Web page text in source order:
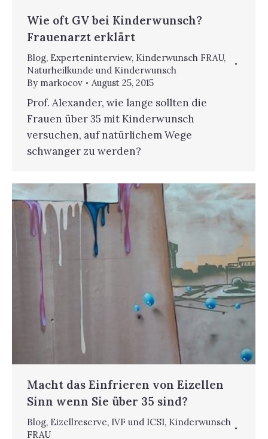
Wie oft GV bei Kinderwunsch?
Frauenarzt erklärt
Blog, Experteninterview, Kinderwunsch FRAU,
Naturheilkunde und Kinderwunsch
By markocov August 25, 2015
Prof. Alexander, wie lange sollten die
Frauen über 35 mit Kinderwunsch
versuchen, auf natürlichem Wege
schwanger zu werden?
Macht das Einfrieren von Eizellen
Sinn wenn Sie über 35 sind?
Blog, Eizellreserve, IVF und ICSI, Kinderwunsch
FRAU